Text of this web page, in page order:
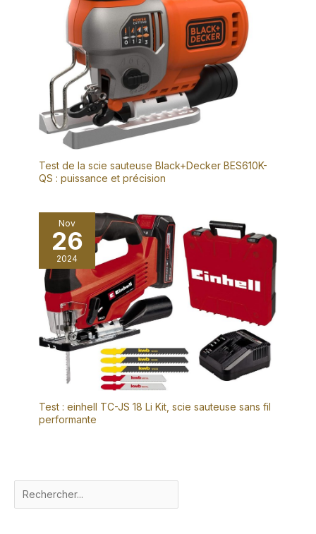
Test de la scie sauteuse Black+Decker BES610K-
QS : puissance et précision
Nov
26
2024
Test : einhell TC-JS 18 Li Kit, scie sauteuse sans fil
performante